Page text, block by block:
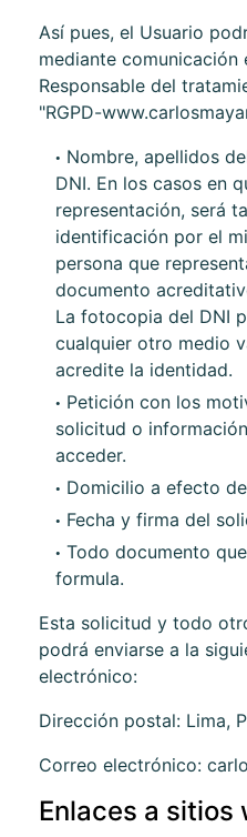
Así pues, el Usuario
mediante comunicación
Responsable del
"RGPD-
Nombre, apellidos
DNI. En los casos en
representación, será
identificación por el
persona que
documento
La fotocopia del DNI
cualquier otro medio
acredite la identidad.
Petición con los
solicitud o
acceder.
Domicilio a efecto
Fecha y firma del
Todo documento
formula.
Esta solicitud y todo
podrá enviarse a la
electrónico:
Dirección postal: Lima,
Correo electrónico:
Enlaces a